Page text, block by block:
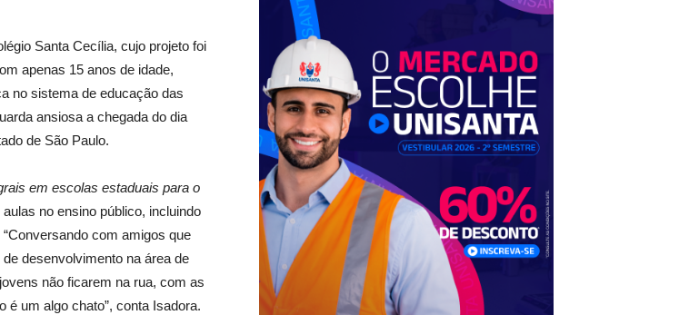
Santa Cecília, cujo projeto foi
apenas 15 anos de idade,
no sistema de educação das
ansiosa a chegada do dia
de São Paulo.
em escolas estaduais para o
no ensino público, incluindo
com amigos que
desenvolvimento na área de
não ficarem na rua, com as
é um algo chato”, conta Isadora.